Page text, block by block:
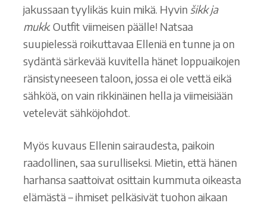
jakussaan tyylikäs kuin mikä. Hyvin šikk ja
mukk. Outfit viimeisen päälle! Natsaa
suupielessä roikuttavaa Elleniä en tunne ja on
sydäntä särkevää kuvitella hänet loppuaikojen
ränsistyneeseen taloon, jossa ei ole vettä eikä
sähköä, on vain rikkinäinen hella ja viimeisiään
vetelevät sähköjohdot.
Myös kuvaus Ellenin sairaudesta, paikoin
raadollinen, saa surulliseksi. Mietin, että hänen
harhansa saattoivat osittain kummuta oikeasta
elämästä – ihmiset pelkäsivät tuohon aikaan